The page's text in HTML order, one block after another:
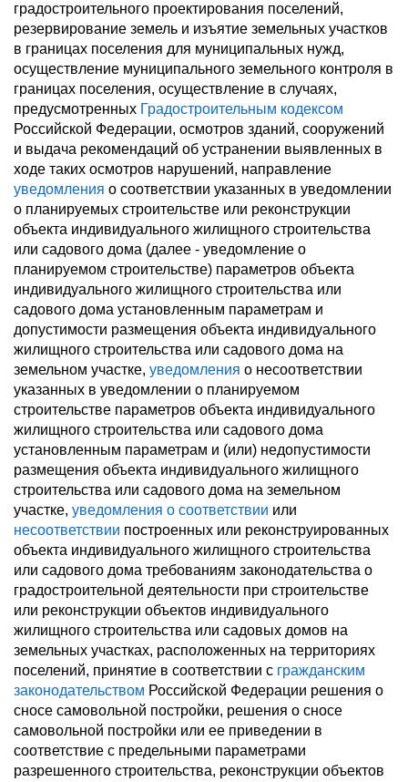
градостроительного проектирования поселений,
резервирование земель и изъятие земельных участков
в границах поселения для муниципальных нужд,
осуществление муниципального земельного контроля в
границах поселения, осуществление в случаях,
предусмотренных Градостроительным кодексом
Российской Федерации, осмотров зданий, сооружений
и выдача рекомендаций об устранении выявленных в
ходе таких осмотров нарушений, направление
уведомления о соответствии указанных в уведомлении
о планируемых строительстве или реконструкции
объекта индивидуального жилищного строительства
или садового дома (далее - уведомление о
планируемом строительстве) параметров объекта
индивидуального жилищного строительства или
садового дома установленным параметрам и
допустимости размещения объекта индивидуального
жилищного строительства или садового дома на
земельном участке, уведомления о несоответствии
указанных в уведомлении о планируемом
строительстве параметров объекта индивидуального
жилищного строительства или садового дома
установленным параметрам и (или) недопустимости
размещения объекта индивидуального жилищного
строительства или садового дома на земельном
участке, уведомления о соответствии или
несоответствии построенных или реконструированных
объекта индивидуального жилищного строительства
или садового дома требованиям законодательства о
градостроительной деятельности при строительстве
или реконструкции объектов индивидуального
жилищного строительства или садовых домов на
земельных участках, расположенных на территориях
поселений, принятие в соответствии с гражданским
законодательством Российской Федерации решения о
сносе самовольной постройки, решения о сносе
самовольной постройки или ее приведении в
соответствие с предельными параметрами
разрешенного строительства, реконструкции объектов